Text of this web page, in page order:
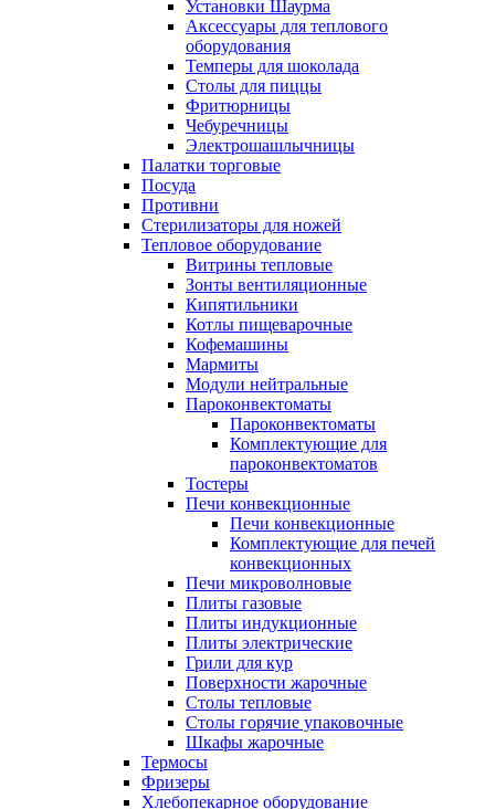
Установки Шаурма
Аксессуары для теплового
оборудования
Темперы для шоколада
Столы для пиццы
Фритюрницы
Чебуречницы
Электрошашлычницы
Палатки торговые
Посуда
Противни
Стерилизаторы для ножей
Тепловое оборудование
Витрины тепловые
Зонты вентиляционные
Кипятильники
Котлы пищеварочные
Кофемашины
Мармиты
Модули нейтральные
Пароконвектоматы
Пароконвектоматы
Комплектующие для
пароконвектоматов
Тостеры
Печи конвекционные
Печи конвекционные
Комплектующие для печей
конвекционных
Печи микроволновые
Плиты газовые
Плиты индукционные
Плиты электрические
Грили для кур
Поверхности жарочные
Столы тепловые
Столы горячие упаковочные
Шкафы жарочные
Термосы
Фризеры
Хлебопекарное оборудование